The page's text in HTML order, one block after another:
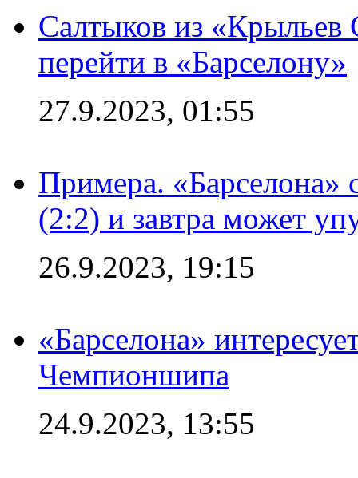
Салтыков из «Крыльев
перейти в «Барселону»
27.9.2023, 01:55
Примера. «Барселона»
(2:2) и завтра может
26.9.2023, 19:15
«Барселона»
Чемпионшипа
24.9.2023, 13:55